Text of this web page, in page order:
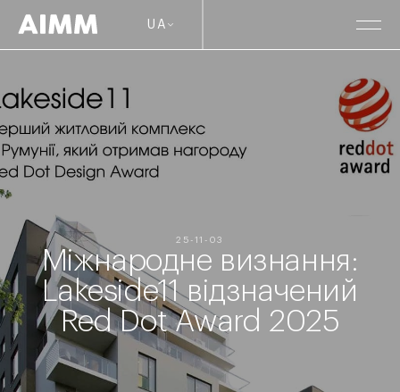
UA
25-11-03
Міжнародне визнання:
Lakeside11 відзначений
Red Dot Award 2025